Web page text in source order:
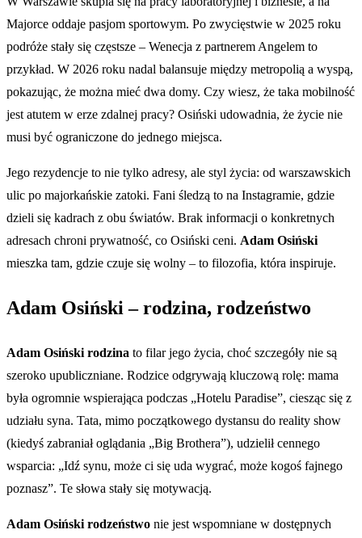
Majorce oddaje pasjom sportowym. Po zwycięstwie w 2025 roku
podróże stały się częstsze – Wenecja z partnerem Angelem to
przykład. W 2026 roku nadal balansuje między metropolią a wyspą,
pokazując, że można mieć dwa domy. Czy wiesz, że taka mobilność
jest atutem w erze zdalnej pracy? Osiński udowadnia, że życie nie
musi być ograniczone do jednego miejsca.
Jego rezydencje to nie tylko adresy, ale styl życia: od warszawskich
ulic po majorkańskie zatoki. Fani śledzą to na Instagramie, gdzie
dzieli się kadrach z obu światów. Brak informacji o konkretnych
adresach chroni prywatność, co Osiński ceni. Adam Osiński
mieszka tam, gdzie czuje się wolny – to filozofia, która inspiruje.
Adam Osiński – rodzina, rodzeństwo
Adam Osiński rodzina to filar jego życia, choć szczegóły nie są
szeroko upubliczniane. Rodzice odgrywają kluczową rolę: mama
była ogromnie wspierająca podczas „Hotelu Paradise”, ciesząc się z
udziału syna. Tata, mimo początkowego dystansu do reality show
(kiedyś zabraniał oglądania „Big Brothera”), udzielił cennego
wsparcia: „Idź synu, może ci się uda wygrać, może kogoś fajnego
poznasz”. Te słowa stały się motywacją.
Adam Osiński rodzeństwo nie jest wspomniane w dostępnych